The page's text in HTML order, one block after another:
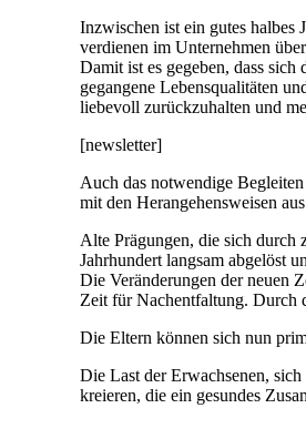
Inzwischen ist ein gutes halbes
verdienen im Unternehmen
Damit ist es gegeben, dass
gegangene Lebensqualitäten
liebevoll zurückzuhalten und
[newsletter]
Auch das notwendige
mit den Herangehensweisen
Alte Prägungen, die sich durch
Jahrhundert langsam abgelöst
Die Veränderungen der neuen
Zeit für Nachentfaltung. Durch
Die Eltern können sich nun
Die Last der Erwachsenen,
kreieren, die ein gesundes